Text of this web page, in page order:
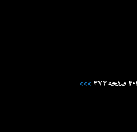
>>>